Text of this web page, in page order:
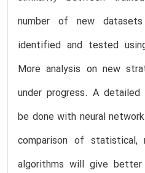
number of new
identified and tested
More analysis on new
under progress. A
be done with neural
comparison of statistical,
algorithms will give